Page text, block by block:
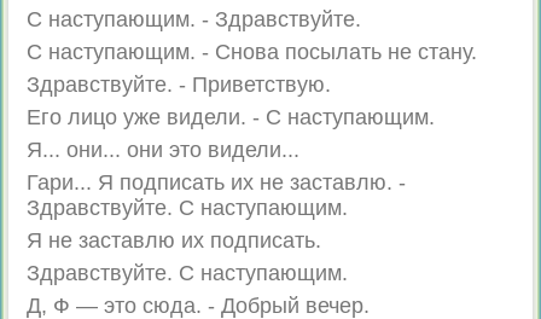
С наступающим. - Здравствуйте.
С наступающим. - Снова посылать не стану.
Здравствуйте. - Приветствую.
Его лицо уже видели. - С наступающим.
Я... они... они это видели...
Гари... Я подписать их не заставлю. -
Здравствуйте. С наступающим.
Я не заставлю их подписать.
Здравствуйте. С наступающим.
Д, Ф — это сюда. - Добрый вечер.